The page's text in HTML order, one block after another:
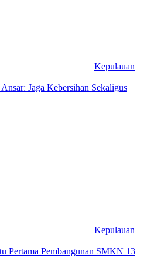
Kepulauan
Jaga Kebersihan Sekaligus
Kepulauan
Pertama Pembangunan SMKN 13